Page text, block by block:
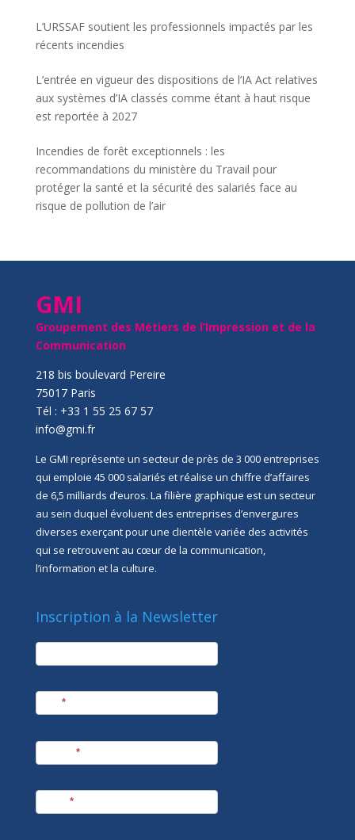
L’URSSAF soutient les professionnels impactés par les
récents incendies
L’entrée en vigueur des dispositions de l’IA Act relatives
aux systèmes d’IA classés comme étant à haut risque
est reportée à 2027
Incendies de forêt exceptionnels : les
recommandations du ministère du Travail pour
protéger la santé et la sécurité des salariés face au
risque de pollution de l’air
GMI
Groupement des Métiers de l’Impression et de la
Communication
218 bis boulevard Pereire
75017 Paris
Tél : +33 1 55 25 67 57
info@gmi.fr
Le GMI représente un secteur de près de 3 000 entreprises
qui emploie 45 000 salariés et réalise un chiffre d’affaires
de 6,5 milliards d’euros. La filière graphique est un secteur
au sein duquel évoluent des entreprises d’envergures
diverses exerçant pour une clientèle variée des activités
qui se retrouvent au cœur de la communication,
l’information et la culture.
Inscription à la Newsletter
newsletter
*
*
*